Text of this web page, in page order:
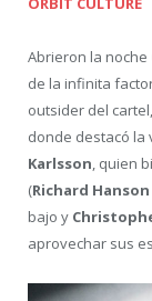
Abrieron la noche
de la infinita
outsider del
donde destacó la
Karlsson, quien
(Richard Hanson
bajo y
aprovechar sus